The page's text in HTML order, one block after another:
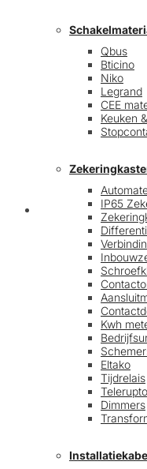
Qbus
Bticino
Niko
Legrand
CEE
Keuken
IP65
Kwh
Eltako
Tijdrelais
Dimmers